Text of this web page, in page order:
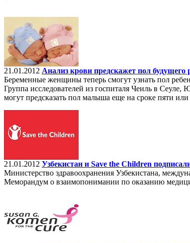
21.01.2012 Анализ крови предскажет пол будущего
Беременные женщины теперь смогут узнать пол
Группа исследователей из госпиталя Чеиль в
могут предсказать пол малыша еще на сроке пяти
21.01.2012 Узбекистан и Save the Children
Министерство здравоохранения Узбекистана,
Меморандум о взаимопонимании по оказанию